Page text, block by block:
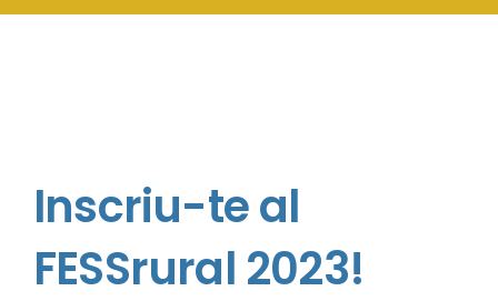
Inscriu-te al
FESSrural 2023!